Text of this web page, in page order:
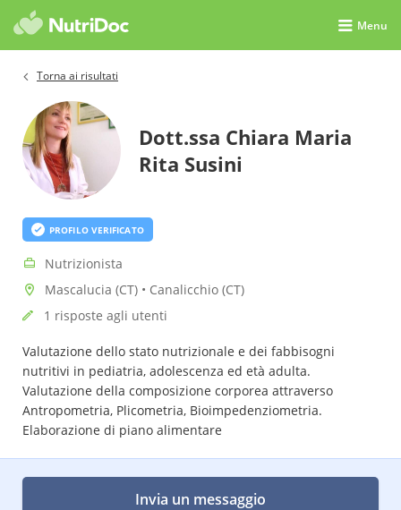
Menu
Torna ai risultati
Dott.ssa Chiara Maria
Rita Susini
PROFILO VERIFICATO
Nutrizionista
Mascalucia (CT) • Canalicchio (CT)
1 risposte agli utenti
Valutazione dello stato nutrizionale e dei fabbisogni
nutritivi in pediatria, adolescenza ed età adulta.
Valutazione della composizione corporea attraverso
Antropometria, Plicometria, Bioimpedenziometria.
Elaborazione di piano alimentare
Invia un messaggio